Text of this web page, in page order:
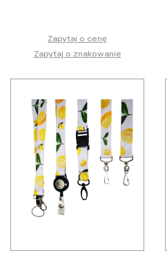
Zapytaj o cenę
Zapytaj o znakowanie